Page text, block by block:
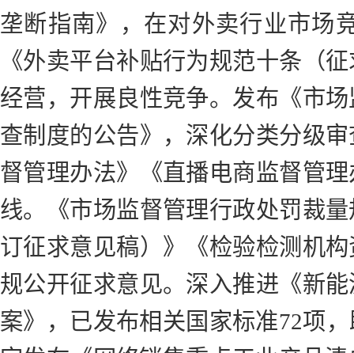
垄断指南》，在对外卖行业市场
《外卖平台补贴行为规范十条（
经营，开展良性竞争。发布《市
查制度的公告》，深化分类分级
督管理办法》《直播电商监督管
线。《市场监督管理行政处罚裁
订征求意见稿）》《检验检测机
规公开征求意见。深入推进《新
案》，已发布相关国家标准72项